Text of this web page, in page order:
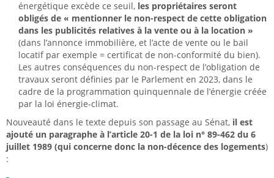
énergétique excède ce seuil, les propriétaires seront
obligés de « mentionner le non-respect de cette obligation
dans les publicités relatives à la vente ou à la location »
(dans l’annonce immobilière, et l’acte de vente ou le bail
locatif par exemple = certificat de non-conformité du bien).
Les autres conséquences du non-respect de l’obligation de
travaux seront définies par le Parlement en 2023, dans le
cadre de la programmation quinquennale de l’énergie créée
par la loi énergie-climat.
Nouveauté dans le texte depuis son passage au Sénat, il est
ajouté un paragraphe à l’article 20-1 de la loi n° 89-462 du 6
juillet 1989 (qui concerne donc la non-décence des logements)
: